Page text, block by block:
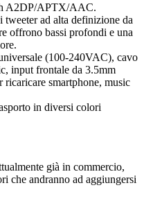
A2DP/APTX/AAC.
ad alta definizione da
offrono bassi profondi e una
(100-240VAC), cavo
input frontale da 3.5mm
smartphone, music
in diversi colori
già in commercio,
che andranno ad aggiungersi